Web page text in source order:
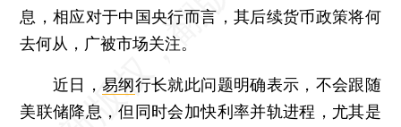
息，相应对于中国央行而言，其后续货币政策将何
去何从，广被市场关注。
近日，易纲行长就此问题明确表示，不会跟随
美联储降息，但同时会加快利率并轨进程，尤其是